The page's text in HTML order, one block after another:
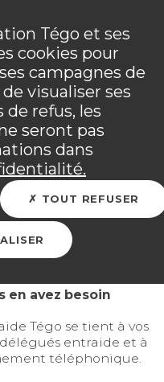
mobilisés.
espace adhérent.
en avez besoin
Tégo se tient à vos
entraide et à
téléphonique.
Tégo et ses
cookies pour
campagnes de
visualiser ses
de refus, les
seront pas
dans
TOUT REFUSER